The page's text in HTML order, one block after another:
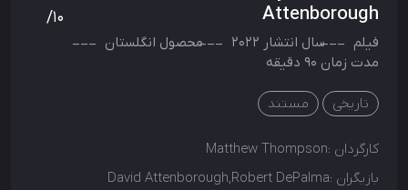
Attenborough
/10
فیلم سال انتشار 2022 محصول انگلستان
مدت زمان 90 دقیقه
تاریخی مستند
کارگردان :Matthew Thompson
بازیگران :David Attenborough,Robert DePalma